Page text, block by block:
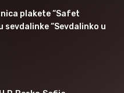
plakete “Safet
sevdalinke “Sevdalinko u